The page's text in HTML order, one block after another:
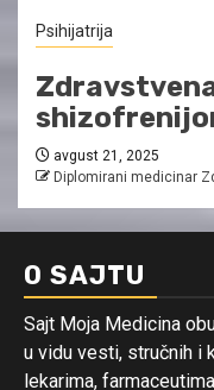
Psihijatrija
avgust 21, 2025
Diplomirani medicinar
O SAJTU
Sajt Moja Medicina
u vidu vesti, stručnih i
lekarima,